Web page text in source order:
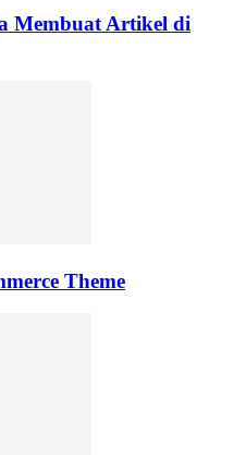
Membuat Artikel di
Theme